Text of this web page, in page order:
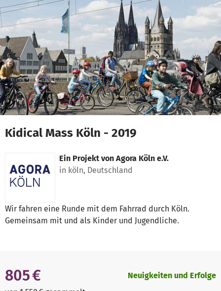
Zum Hauptinhalt springen
Erklärung zur Barrierefreiheit anzeigen
Kidical Mass Köln - 2019
Ein Projekt von Agora Köln e.V.
in köln, Deutschland
Wir fahren eine Runde mit dem Fahrrad durch Köln.
Gemeinsam mit und als Kinder und Jugendliche.
805 € Neuigkeiten und Erfolge